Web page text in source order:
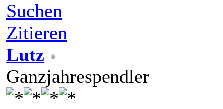
Suchen
Zitieren
Lutz
Ganzjahrespendler